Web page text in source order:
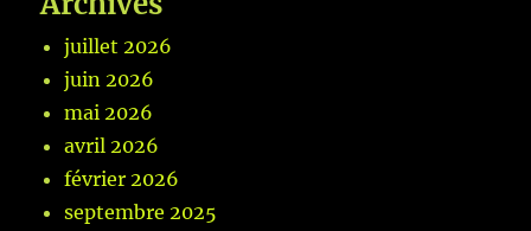
juillet 2026
juin 2026
mai 2026
avril 2026
février 2026
septembre 2025